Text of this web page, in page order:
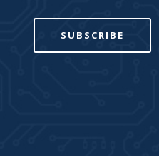
SUBSCRIBE